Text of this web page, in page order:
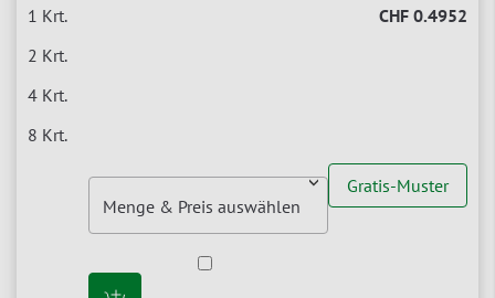
CHF 0.4952
Gratis-Muster